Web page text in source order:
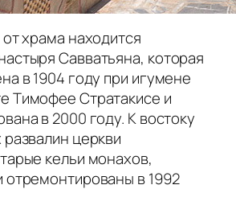
храма находится
Савватьяна, которая
в 1904 году при игумене
Тимофее Стратакисе и
в 2000 году. К востоку
церкви
кельи монахов,
отремонтированы в 1992